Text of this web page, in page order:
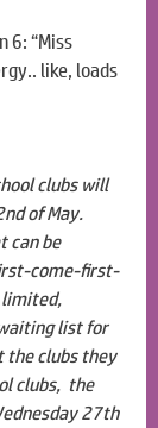
6: “Miss
like, loads
clubs will
of May.
can be
come-first-
limited,
list for
the clubs they
clubs,  the
27th